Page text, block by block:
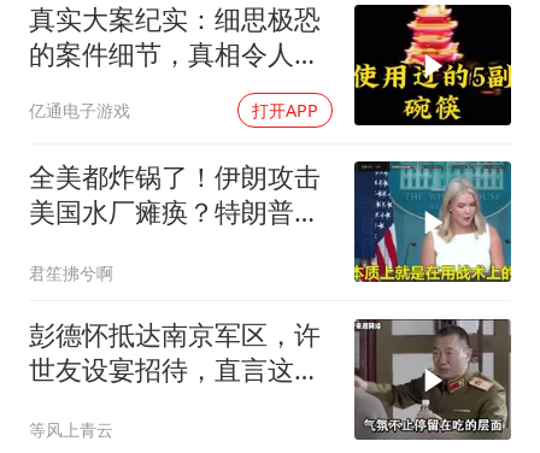
真实大案纪实：细思极恐
的案件细节，真相令人脊
亿通电子游戏 打开APP
全美都炸锅了！伊朗攻击
美国水厂瘫痪？特朗普却
君笙拂兮啊
彭德怀抵达南京军区，许
世友设宴招待，直言这是
等风上青云